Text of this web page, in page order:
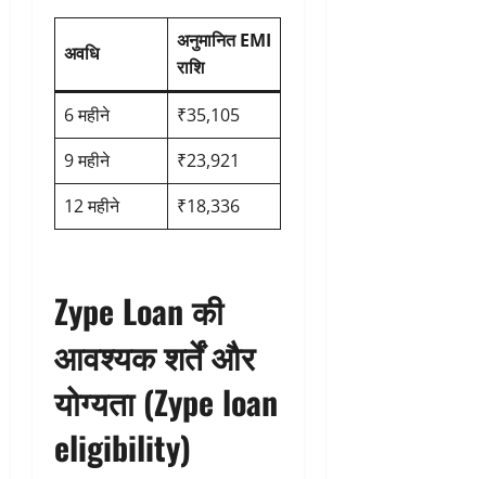
अवधि
अनुमानित EMI
राशि
6 महीने
₹35,105
9 महीने
₹23,921
12 महीने
₹18,336
Zype Loan की
आवश्यक शर्तें और
योग्यता (Zype loan
eligibility)